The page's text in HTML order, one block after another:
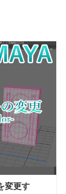
変更す